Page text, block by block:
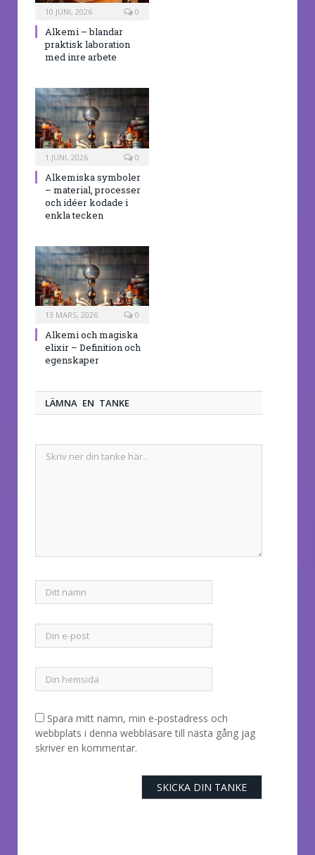
10 JUNI, 2026 0
Alkemi – blandar
praktisk laboration
med inre arbete
1 JUNI, 2026 0
Alkemiska symboler
– material, processer
och idéer kodade i
enkla tecken
13 MARS, 2026 0
Alkemi och magiska
elixir – Definition och
egenskaper
LÄMNA EN TANKE
Spara mitt namn, min e-postadress och
webbplats i denna webbläsare till nästa gång jag
skriver en kommentar.